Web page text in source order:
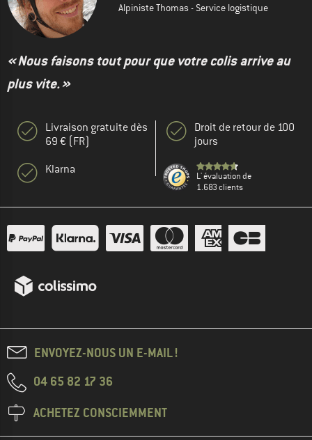
Alpiniste Thomas - Service logistique
« Nous faisons tout pour que votre colis arrive au
plus vite. »
Livraison gratuite dès
69 € (FR)
Klarna
Droit de retour de 100
jours
L' évaluation de
1.683 clients
ENVOYEZ-NOUS UN E-MAIL !
04 65 82 17 36
ACHETEZ CONSCIEMMENT